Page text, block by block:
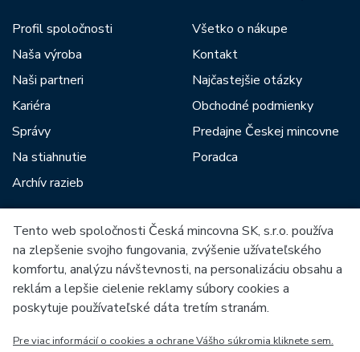
Profil spoločnosti
Naša výroba
Naši partneri
Kariéra
Správy
Na stiahnutie
Archív razieb
Všetko o nákupe
Kontakt
Najčastejšie otázky
Obchodné podmienky
Predajne Českej mincovne
Poradca
Medzi našich partnerov patria:
Európska únia
Tento web spoločnosti Česká mincovna SK, s.r.o. používa
na zlepšenie svojho fungovania, zvýšenie užívateľského
komfortu, analýzu návštevnosti, na personalizáciu obsahu a
reklám a lepšie cielenie reklamy súbory cookies a
poskytuje používateľské dáta tretím stranám.
Pre viac informácií o cookies a ochrane Vášho súkromia kliknete sem.